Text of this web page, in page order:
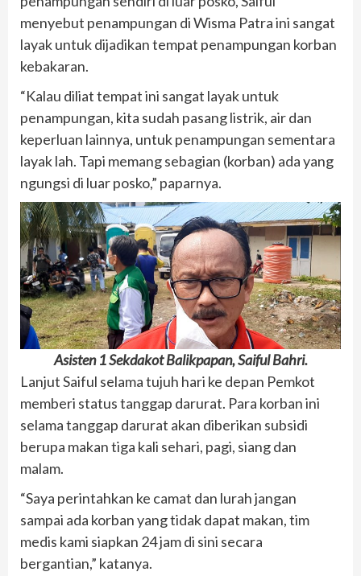
menyebut penampungan di Wisma Patra ini sangat
layak untuk dijadikan tempat penampungan korban
kebakaran.
“Kalau diliat tempat ini sangat layak untuk
penampungan, kita sudah pasang listrik, air dan
keperluan lainnya, untuk penampungan sementara
layak lah. Tapi memang sebagian (korban) ada yang
ngungsi di luar posko,” paparnya.
Asisten 1 Sekdakot Balikpapan, Saiful Bahri.
Lanjut Saiful selama tujuh hari ke depan Pemkot
memberi status tanggap darurat. Para korban ini
selama tanggap darurat akan diberikan subsidi
berupa makan tiga kali sehari, pagi, siang dan
malam.
“Saya perintahkan ke camat dan lurah jangan
sampai ada korban yang tidak dapat makan, tim
medis kami siapkan 24 jam di sini secara
bergantian,” katanya.